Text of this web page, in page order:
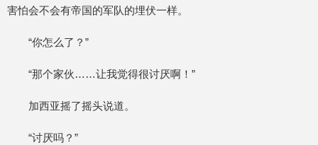
害怕会不会有帝国的军队的埋伏一样。
“你怎么了？”
“那个家伙……让我觉得很讨厌啊！”
加西亚摇了摇头说道。
“讨厌吗？”